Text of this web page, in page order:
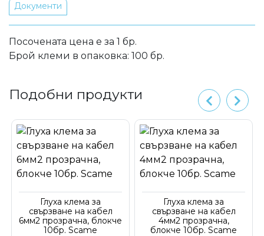
Документи
Посочената цена е за 1 бр.
Брой клеми в опаковка: 100 бр.
Подобни продукти
Глуха клема за
свързване на кабел
6мм2 прозрачна, блокче
10бр. Scame
Глуха клема за
свързване на кабел
4мм2 прозрачна,
блокче 10бр. Scame